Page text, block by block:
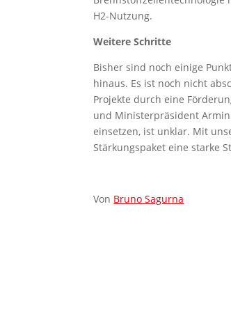
H2-Nutzung.
Weitere Schritte
Bisher sind noch einige
hinaus. Es ist noch nicht
Projekte durch eine
und Ministerpräsident
einsetzen, ist unklar. Mit
Stärkungspaket eine starke
Von Bruno Sagurna